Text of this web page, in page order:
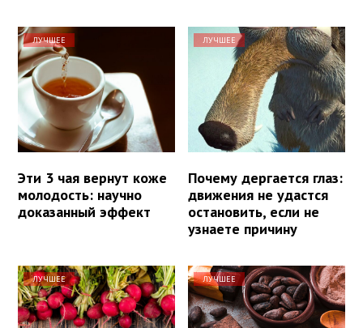
ЛУЧШЕЕ
Эти 3 чая вернут коже
молодость: научно
доказанный эффект
ЛУЧШЕЕ
Почему дергается глаз:
движения не удастся
остановить, если не
узнаете причину
ЛУЧШЕЕ ЛУЧШЕЕ